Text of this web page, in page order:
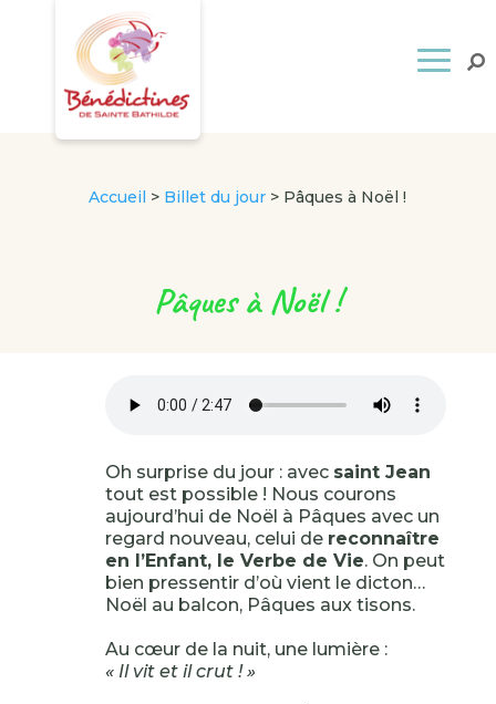
Accueil > Billet du jour > Pâques à Noël !
Pâques à Noël !
Oh surprise du jour : avec saint Jean
tout est possible ! Nous courons
aujourd’hui de Noël à Pâques avec un
regard nouveau, celui de reconnaître
en l’Enfant, le Verbe de Vie. On peut
bien pressentir d’où vient le dicton…
Noël au balcon, Pâques aux tisons.
Au cœur de la nuit, une lumière :
« Il vit et il crut ! »